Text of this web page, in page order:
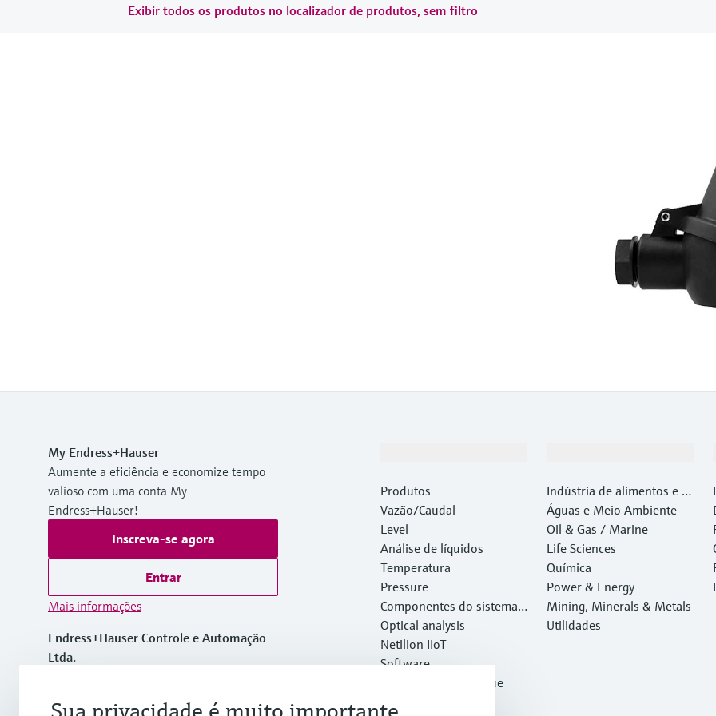
Exibir todos os produtos no localizador de produtos, sem filtro
My Endress+Hauser
Aumente a eficiência e economize tempo
valioso com uma conta My
Endress+Hauser!
Inscreva-se agora
Entrar
Mais informações
Endress+Hauser Controle e Automação
Ltda.
Produtos
Vazão/Caudal
Level
Análise de líquidos
Temperatura
Pressure
Componentes do sistema e
gerenciadores de dados
Optical analysis
Netilion IIoT
Software
Produtos em destaque
Ferramentas
Indústria de alimentos e b
ebidas
Águas e Meio Ambiente
Oil & Gas / Marine
Life Sciences
Química
Power & Energy
Mining, Minerals & Metals
Utilidades